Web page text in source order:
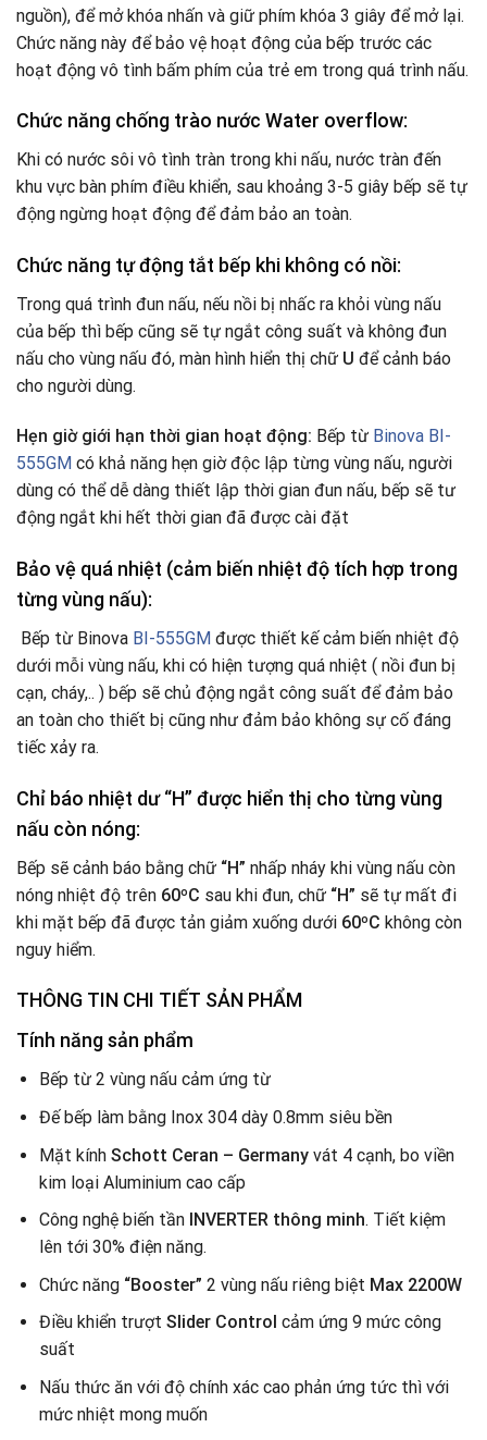
nguồn), để mở khóa nhấn và giữ phím khóa 3 giây để mở lại.
Chức năng này để bảo vệ hoạt động của bếp trước các
hoạt động vô tình bấm phím của trẻ em trong quá trình nấu.
Chức năng chống trào nước Water overflow:
Khi có nước sôi vô tình tràn trong khi nấu, nước tràn đến
khu vực bàn phím điều khiển, sau khoảng 3-5 giây bếp sẽ tự
động ngừng hoạt động để đảm bảo an toàn.
Chức năng tự động tắt bếp khi không có nồi:
Trong quá trình đun nấu, nếu nồi bị nhấc ra khỏi vùng nấu
của bếp thì bếp cũng sẽ tự ngắt công suất và không đun
nấu cho vùng nấu đó, màn hình hiển thị chữ U để cảnh báo
cho người dùng.
Hẹn giờ giới hạn thời gian hoạt động: Bếp từ Binova BI-
555GM có khả năng hẹn giờ độc lập từng vùng nấu, người
dùng có thể dễ dàng thiết lập thời gian đun nấu, bếp sẽ tư
động ngắt khi hết thời gian đã được cài đặt
Bảo vệ quá nhiệt (cảm biến nhiệt độ tích hợp trong
từng vùng nấu):
Bếp từ Binova BI-555GM được thiết kế cảm biến nhiệt độ
dưới mỗi vùng nấu, khi có hiện tượng quá nhiệt ( nồi đun bị
cạn, cháy,.. ) bếp sẽ chủ động ngắt công suất để đảm bảo
an toàn cho thiết bị cũng như đảm bảo không sự cố đáng
tiếc xảy ra.
Chỉ báo nhiệt dư “H” được hiển thị cho từng vùng
nấu còn nóng:
Bếp sẽ cảnh báo bằng chữ “H” nhấp nháy khi vùng nấu còn
nóng nhiệt độ trên 60ºC sau khi đun, chữ “H” sẽ tự mất đi
khi mặt bếp đã được tản giảm xuống dưới 60ºC không còn
nguy hiểm.
THÔNG TIN CHI TIẾT SẢN PHẨM
Tính năng sản phẩm
Bếp từ 2 vùng nấu cảm ứng từ
Đế bếp làm bằng Inox 304 dày 0.8mm siêu bền
Mặt kính Schott Ceran – Germany vát 4 cạnh, bo viền
kim loại Aluminium cao cấp
Công nghệ biến tần INVERTER thông minh. Tiết kiệm
lên tới 30% điện năng.
Chức năng “Booster” 2 vùng nấu riêng biệt Max 2200W
Điều khiển trượt Slider Control cảm ứng 9 mức công
suất
Nấu thức ăn với độ chính xác cao phản ứng tức thì với
mức nhiệt mong muốn